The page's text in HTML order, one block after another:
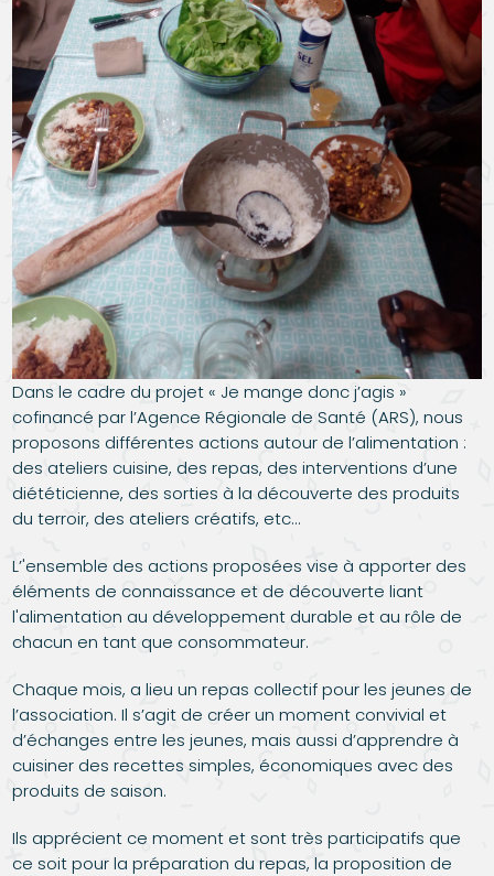
Dans le cadre du projet « Je mange donc j’agis »
cofinancé par l’Agence Régionale de Santé (ARS), nous
proposons différentes actions autour de l’alimentation :
des ateliers cuisine, des repas, des interventions d’une
diététicienne, des sorties à la découverte des produits
du terroir, des ateliers créatifs, etc…
L’'ensemble des actions proposées vise à apporter des
éléments de connaissance et de découverte liant
l'alimentation au développement durable et au rôle de
chacun en tant que consommateur.
Chaque mois, a lieu un repas collectif pour les jeunes de
l’association. Il s’agit de créer un moment convivial et
d’échanges entre les jeunes, mais aussi d’apprendre à
cuisiner des recettes simples, économiques avec des
produits de saison.
Ils apprécient ce moment et sont très participatifs que
ce soit pour la préparation du repas, la proposition de